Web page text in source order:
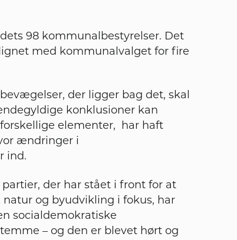
98 kommunalbestyrelser. Det
med kommunalvalget for fire
der ligger bag det, skal
konklusioner kan
elementer, har haft
ændringer i
ind.
der har stået i front for at
og byudvikling i fokus, har
socialdemokratiske
– og den er blevet hørt og